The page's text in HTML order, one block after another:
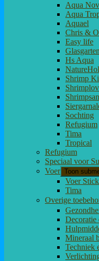
Aqua
Aqua
Aquael
Chris &
Easy life
Glasgarten
Hs Aqua
Shrimp
Sochting
Refugium
Tima
Tropical
Refugium
Speciaal voor
Voer Toon
Voer
Tima
Overige
Decoratie
Mineraal
Techniek